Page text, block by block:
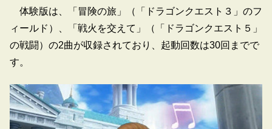
体験版は、「冒険の旅」（「ドラゴンクエスト３」のフ
ィールド）、「戦火を交えて」（「ドラゴンクエスト５」
の戦闘）の2曲が収録されており、起動回数は30回までで
す。